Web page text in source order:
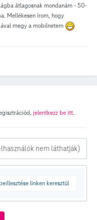
átlagosnak mondanám - 50-
Mellékesen írom, hogy
megy a mobilnetem
jelentkezz be itt.
linken keresztül